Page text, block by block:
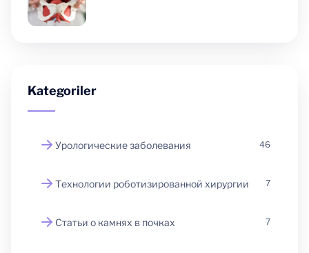
Kategoriler
Урологические заболевания 46
Технологии роботизированной хирургии 7
Статьи о камнях в почках 7